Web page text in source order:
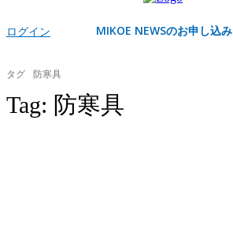
ログイン MIKOE NEWSのお申し込み
タグ 防寒具
Tag: 防寒具